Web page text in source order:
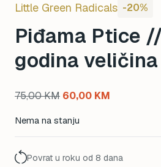
Little Green Radicals -20%
Piđama Ptice
godina
75,00KM Original
60,00 KM
Nema na stanju
Povrat u roku od 8 dana